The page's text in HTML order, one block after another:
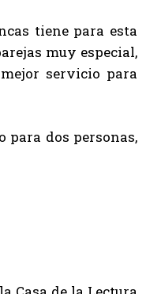
tiene para esta
muy especial,
servicio para
para dos personas,